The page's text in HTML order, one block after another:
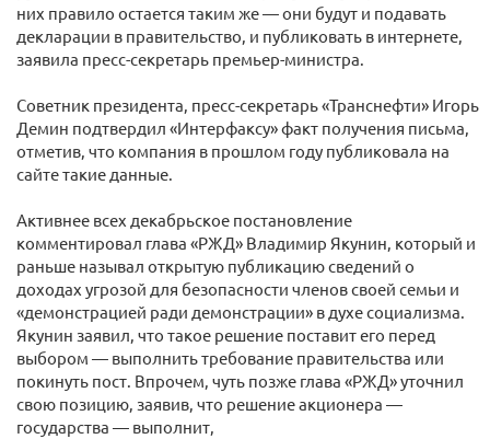
них правило остается таким же — они будут и подавать
декларации в правительство, и публиковать в интернете,
заявила пресс-секретарь премьер-министра.
Советник президента, пресс-секретарь «Транснефти» Игорь
Демин подтвердил «Интерфаксу» факт получения письма,
отметив, что компания в прошлом году публиковала на
сайте такие данные.
Активнее всех декабрьское постановление
комментировал глава «РЖД» Владимир Якунин, который и
раньше называл открытую публикацию сведений о
доходах угрозой для безопасности членов своей семьи и
«демонстрацией ради демонстрации» в духе социализма.
Якунин заявил, что такое решение поставит его перед
выбором — выполнить требование правительства или
покинуть пост. Впрочем, чуть позже глава «РЖД» уточнил
свою позицию, заявив, что решение акционера —
государства — выполнит,